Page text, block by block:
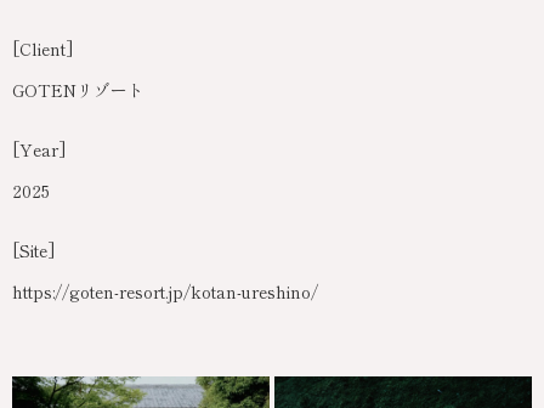
[Client]
GOTENリゾート
[Year]
2025
[Site]
https://goten-resort.jp/kotan-ureshino/